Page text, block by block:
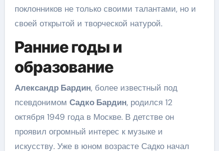
поклонников не только своими талантами, но и
своей открытой и творческой натурой.
Ранние годы и
образование
Александр Бардин, более известный под
псевдонимом Садко Бардин, родился 12
октября 1949 года в Москве. В детстве он
проявил огромный интерес к музыке и
искусству. Уже в юном возрасте Садко начал